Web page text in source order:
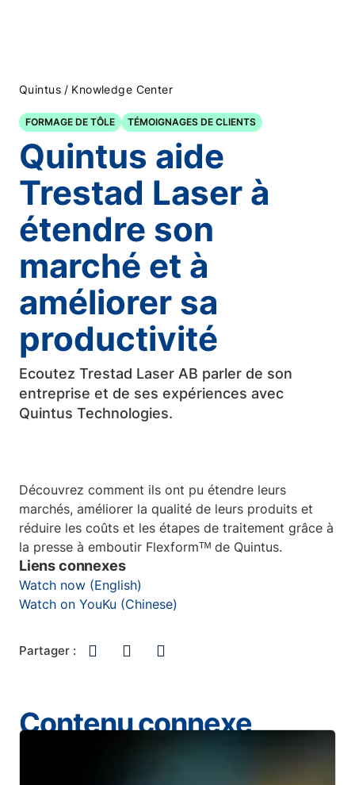
Quintus / Knowledge Center
FORMAGE DE TÔLE TÉMOIGNAGES DE CLIENTS
Quintus aide
Trestad Laser à
étendre son
marché et à
améliorer sa
productivité
Ecoutez Trestad Laser AB parler de son
entreprise et de ses expériences avec
Quintus Technologies.
Découvrez comment ils ont pu étendre leurs
marchés, améliorer la qualité de leurs produits et
réduire les coûts et les étapes de traitement grâce à
la presse à emboutir Flexformᵀᴹ de Quintus.
Liens connexes
Watch now (English)
Watch on YouKu (Chinese)
Partager :
Contenu connexe